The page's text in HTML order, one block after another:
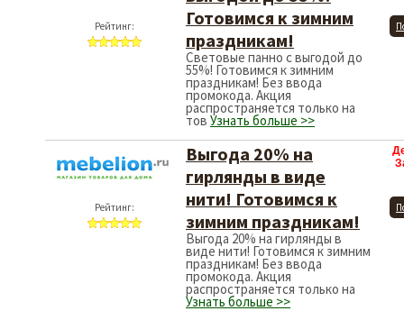
Рейтинг:
Готовимся к зимним
праздникам!
Световые панно с выгодой до
55%! Готовимся к зимним
праздникам! Без ввода
промокода. Акция
распространяется только на
тов Узнать больше >>
Рейтинг:
Выгода 20% на
гирлянды в виде
нити! Готовимся к
зимним праздникам!
Выгода 20% на гирлянды в
виде нити! Готовимся к зимним
праздникам! Без ввода
промокода. Акция
распространяется только на
Узнать больше >>